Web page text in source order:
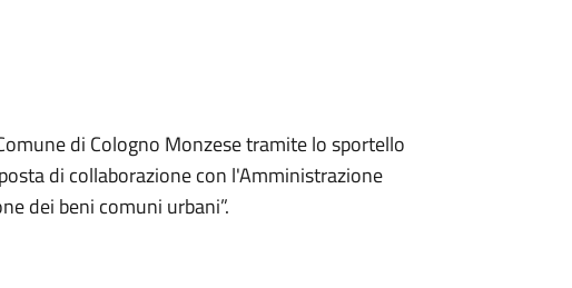
di Cologno Monzese tramite lo sportello
di collaborazione con l'Amministrazione
dei beni comuni urbani”.